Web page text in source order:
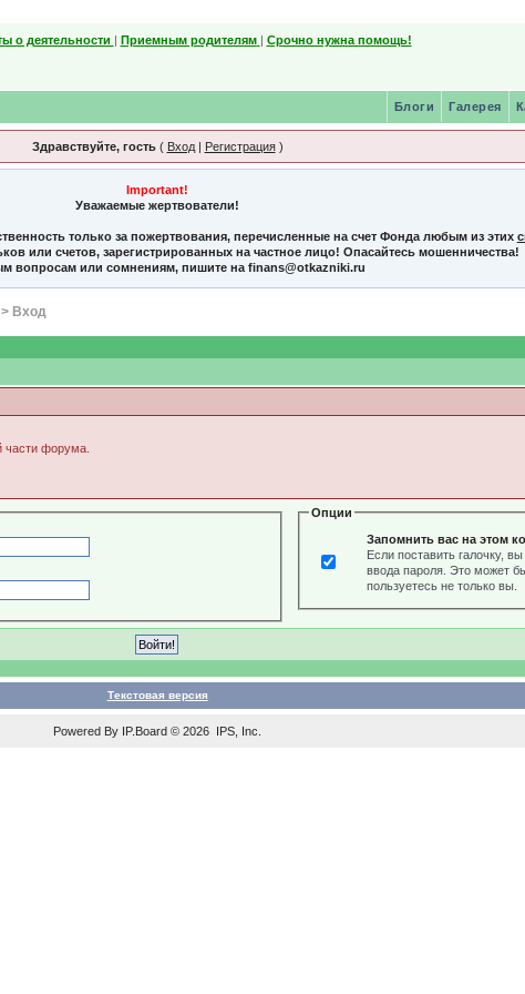
о деятельности | Приемным родителям | Срочно нужна помощь!
Галерея
Блоги
Здравствуйте, гость( Вход| Регистрация)
Important!
Уважаемые жертвователи!
только за пожертвования, перечисленные на счет Фонда любым из этих
или счетов, зарегистрированных на частное лицо! Опасайтесь мошенничества!
вопросам или сомнениям, пишите на finans@otkazniki.ru
> Вход
части форума.
Опции
Запомнить вас на этом
Если поставить галочку,
ввода пароля. Это может
пользуетесь не только вы.
Текстовая версия
Powered By IP.Board © 2026 IPS, Inc